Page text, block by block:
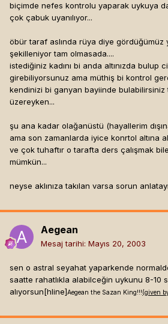
biçimde nefes kontrolu yaparak uykuya
çok çabuk uyanılıyor...
öbür taraf aslında rüya diye gördüğümüz
şekilleniyor tam olmasada....
istediğiniz kadını bi anda altınızda bulup
girebiliyorsunuz ama müthiş bi kontrol
kendinizi bi ganyan bayiinde bulabilirsiniz
üzereyken...
şu ana kadar olağanüstü (hayallerim
ama son zamanlarda iyice konrtol altına
ve çok tuhaftır o tarafta ders çalışmak
mümkün...
neyse aklınıza takılan varsa sorun
Aegean
Mesaj tarihi: Mayıs 20, 2003
sen o astral seyahat yaparkende
saatte rahatlıkla alabilceğin uykunu 8-10
alıyorsun[hline]Aegean the Sazan King!!!(given